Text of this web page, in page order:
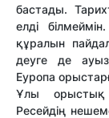
бастады.
елді
құралын
деуге де
Еуропа
Ұлы орыстық
Ресейдің